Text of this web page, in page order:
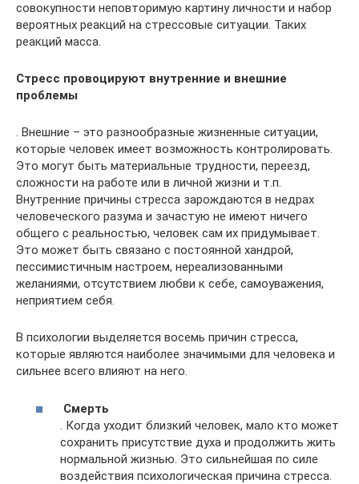
совокупности неповторимую картину личности и набор
вероятных реакций на стрессовые ситуации. Таких
реакций масса.
Стресс провоцируют внутренние и внешние
проблемы
. Внешние – это разнообразные жизненные ситуации,
которые человек имеет возможность контролировать.
Это могут быть материальные трудности, переезд,
сложности на работе или в личной жизни и т.п.
Внутренние причины стресса зарождаются в недрах
человеческого разума и зачастую не имеют ничего
общего с реальностью, человек сам их придумывает.
Это может быть связано с постоянной хандрой,
пессимистичным настроем, нереализованными
желаниями, отсутствием любви к себе, самоуважения,
неприятием себя.
В психологии выделяется восемь причин стресса,
которые являются наиболее значимыми для человека и
сильнее всего влияют на него.
Смерть
. Когда уходит близкий человек, мало кто может
сохранить присутствие духа и продолжить жить
нормальной жизнью. Это сильнейшая по силе
воздействия психологическая причина стресса.